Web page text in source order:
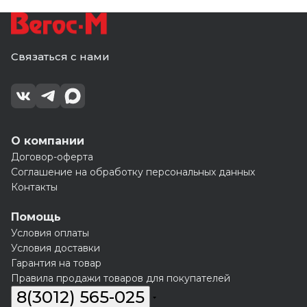
Связаться с нами
О компании
Договор-оферта
Соглашение на обработку персональных данных
Контакты
Помощь
Условия оплаты
Условия доставки
Гарантия на товар
Правила продажи товаров для покупателей
8(3012) 565-025